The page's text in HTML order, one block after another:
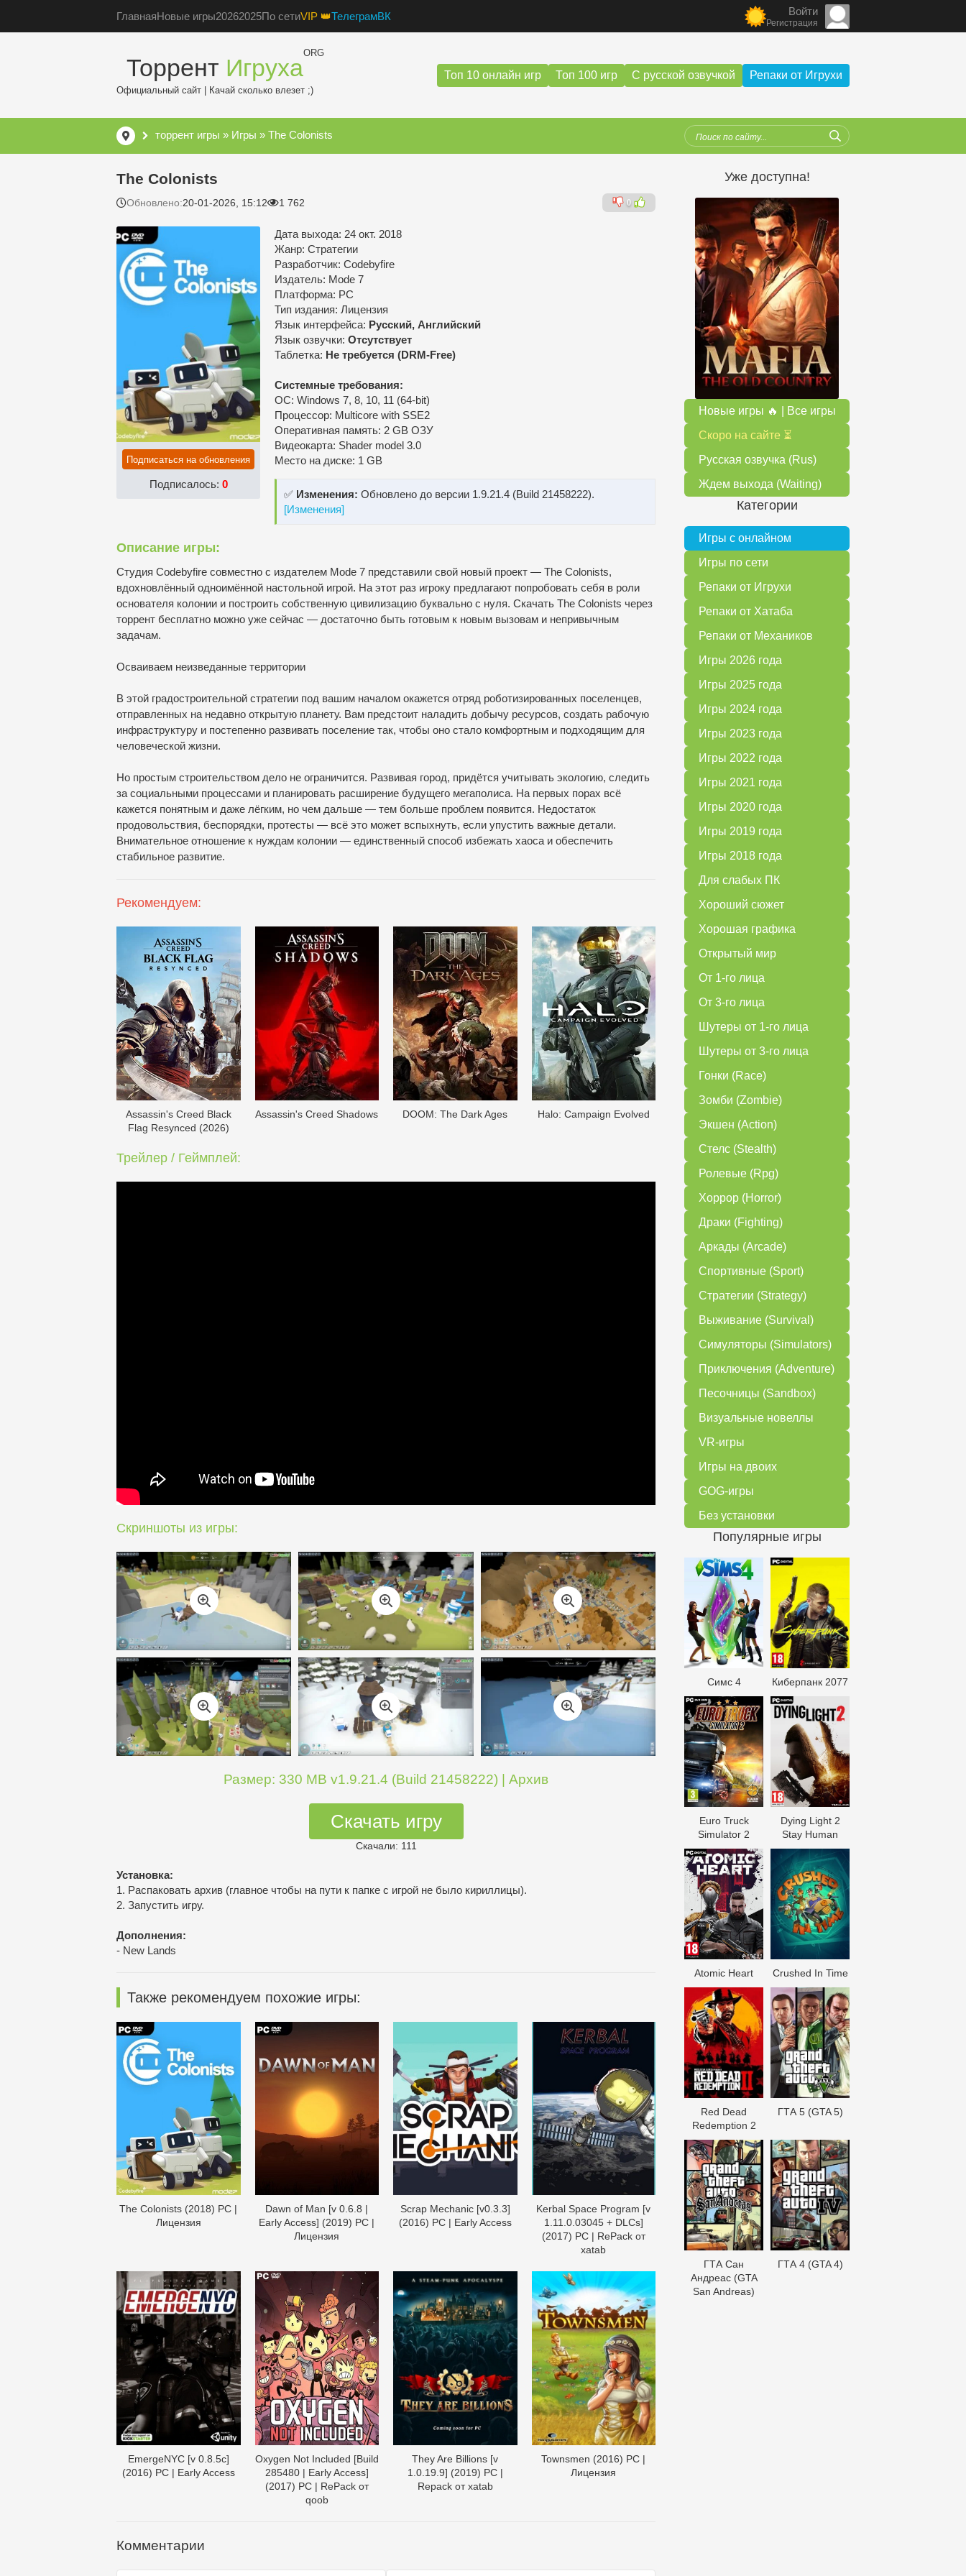
ГлавнаяНовые игры20262025По сетиVIP 👑ТелеграмВК Войти
Регистрация
Торрент Игруха
ORG
Официальный сайт | Качай сколько влезет ;)
Топ 10 онлайн игр Топ 100 игр С русской озвучкой Репаки от Игрухи
торрент игры » Игры » The Colonists
The Colonists
Обновлено:20-01-2026, 15:12 1 762 0
Подписаться на обновления
Подписалось: 0
Дата выхода: 24 окт. 2018
Жанр: Стратегии
Разработчик: Codebyfire
Издатель: Mode 7
Платформа: PC
Тип издания: Лицензия
Язык интерфейса: Русский, Английский
Язык озвучки: Отсутствует
Таблeтка: Не требуется (DRM-Free)
Системные требования:
ОС: Windows 7, 8, 10, 11 (64-bit)
Процессор: Multicore with SSE2
Оперативная память: 2 GB ОЗУ
Видеокарта: Shader model 3.0
Место на диске: 1 GB
✅ Изменения: Обновлено до версии 1.9.21.4 (Build 21458222).
[Изменения]
Описание игры:
Студия Codebyfire совместно с издателем Mode 7 представили свой новый проект — The Colonists,
вдохновлённый одноимённой настольной игрой. На этот раз игроку предлагают попробовать себя в роли
основателя колонии и построить собственную цивилизацию буквально с нуля. Скачать The Colonists через
торрент бесплатно можно уже сейчас — достаточно быть готовым к новым вызовам и непривычным
задачам.
Осваиваем неизведанные территории
В этой градостроительной стратегии под вашим началом окажется отряд роботизированных поселенцев,
отправленных на недавно открытую планету. Вам предстоит наладить добычу ресурсов, создать рабочую
инфраструктуру и постепенно развивать поселение так, чтобы оно стало комфортным и подходящим для
человеческой жизни.
Но простым строительством дело не ограничится. Развивая город, придётся учитывать экологию, следить
за социальными процессами и планировать расширение будущего мегаполиса. На первых порах всё
кажется понятным и даже лёгким, но чем дальше — тем больше проблем появится. Недостаток
продовольствия, беспорядки, протесты — всё это может вспыхнуть, если упустить важные детали.
Внимательное отношение к нуждам колонии — единственный способ избежать хаоса и обеспечить
стабильное развитие.
Рекомендуем:
Assassin's Creed Black
Flag Resynced (2026)
Assassin's Creed Shadows DOОM: The Dark Ages Halo: Campaign Evolved
Трейлер / Геймплей:
Скриншоты из игры:
Размер: 330 MB v1.9.21.4 (Build 21458222) | Архив
Скачать игру
Скачали: 111
Установка:
1. Распаковать архив (главное чтобы на пути к папке с игрой не было кириллицы).
2. Запустить игру.
Дополнения:
- New Lands
Также рекомендуем похожие игры:
The Colonists (2018) PC |
Лицензия
Dawn of Man [v 0.6.8 |
Early Access] (2019) PC |
Лицензия
Scrap Mechanic [v0.3.3]
(2016) PC | Early Access
Kerbal Space Program [v
1.11.0.03045 + DLCs]
(2017) PC | RePack от
xatab
EmergeNYC [v 0.8.5c]
(2016) PC | Early Access
Oxygen Not Included [Build
285480 | Early Access]
(2017) PC | RePack от
qoob
They Are Billions [v
1.0.19.9] (2019) PC |
Repack от xatab
Townsmen (2016) PC |
Лицензия
Комментарии
Уже доступна!
Новые игры 🔥 | Все игры
Скоро на сайте ⏳
Русская озвучка (Rus)
Ждем выхода (Waiting)
Категории
Игры с онлайном
Игры по сети
Репаки от Игрухи
Репаки от Хатаба
Репаки от Механиков
Игры 2026 года
Игры 2025 года
Игры 2024 года
Игры 2023 года
Игры 2022 года
Игры 2021 года
Игры 2020 года
Игры 2019 года
Игры 2018 года
Для слабых ПК
Хороший сюжет
Хорошая графика
Открытый мир
От 1-го лица
От 3-го лица
Шутеры от 1-го лица
Шутеры от 3-го лица
Гонки (Race)
Зомби (Zombie)
Экшен (Action)
Стелс (Stealth)
Ролевые (Rpg)
Хоррор (Horror)
Драки (Fighting)
Аркады (Arcade)
Спортивные (Sport)
Стратегии (Strategy)
Выживание (Survival)
Симуляторы (Simulators)
Приключения (Adventure)
Песочницы (Sandbox)
Визуальные новеллы
VR-игры
Игры на двоих
GOG-игры
Без установки
Популярные игры
Симс 4 Киберпанк 2077
Euro Truck
Simulator 2
Dying Light 2
Stay Human
Atomic Heart Crushed In Time
Red Dead
Redеmption 2
ГТА 5 (GTA 5)
ГТА Сан
Андреас (GTA
San Andreas)
ГТА 4 (GTA 4)